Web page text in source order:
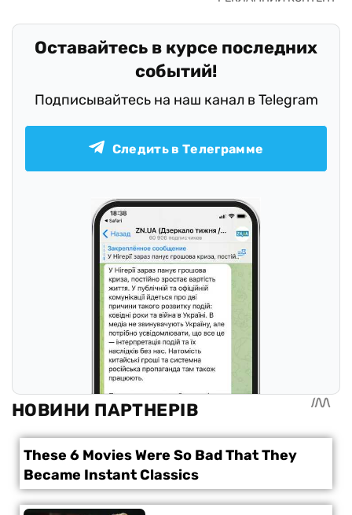
Оставайтесь в курсе последних
событий!
Подписывайтесь на наш канал в Telegram
Следить в Телеграмме